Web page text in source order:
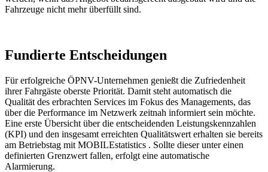
Fahrzeuge nicht mehr überfüllt sind.
Fundierte Entscheidungen
Für erfolgreiche ÖPNV-Unternehmen genießt die Zufriedenheit
ihrer Fahrgäste oberste Priorität. Damit steht automatisch die
Qualität des erbrachten Services im Fokus des Managements, das
über die Performance im Netzwerk zeitnah informiert sein möchte.
Eine erste Übersicht über die entscheidenden Leistungskennzahlen
(KPI) und den insgesamt erreichten Qualitätswert erhalten sie bereits
am Betriebstag mit MOBILEstatistics . Sollte dieser unter einen
definierten Grenzwert fallen, erfolgt eine automatische
Alarmierung.